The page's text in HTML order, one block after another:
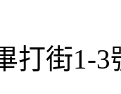
打街1-3